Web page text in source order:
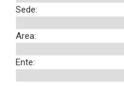
Sede:
Area:
Ente: